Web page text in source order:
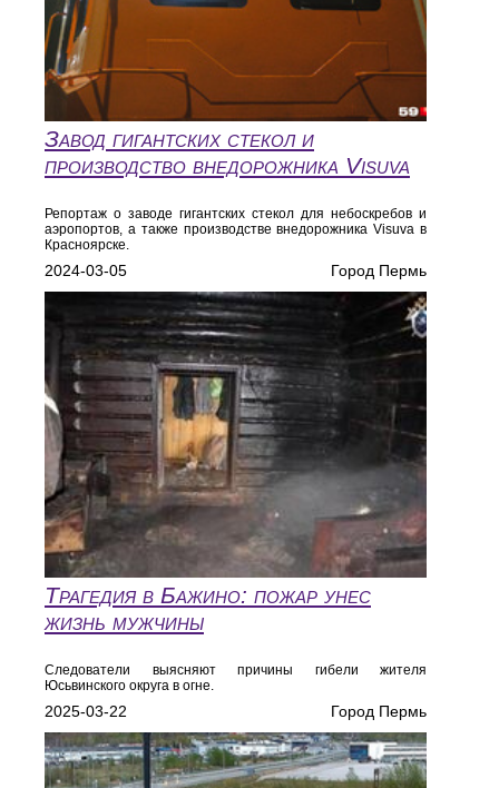
Завод гигантских стекол и
производство внедорожника Visuva
Репортаж о заводе гигантских стекол для небоскребов и
аэропортов, а также производстве внедорожника Visuva в
Красноярске.
2024-03-05 Город Пермь
Трагедия в Бажино: пожар унес
жизнь мужчины
Следователи выясняют причины гибели жителя
Юсьвинского округа в огне.
2025-03-22 Город Пермь